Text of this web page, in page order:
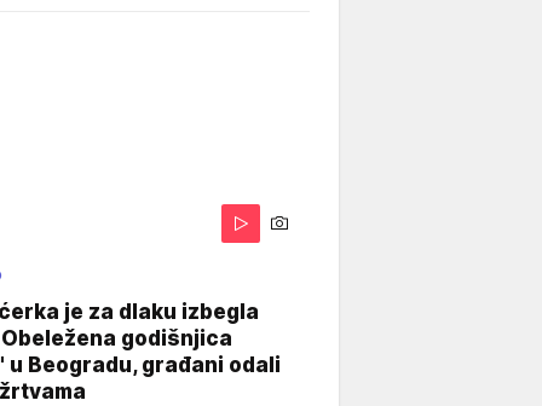
je za dlaku izbegla
godišnjica
u Beogradu, građani odali